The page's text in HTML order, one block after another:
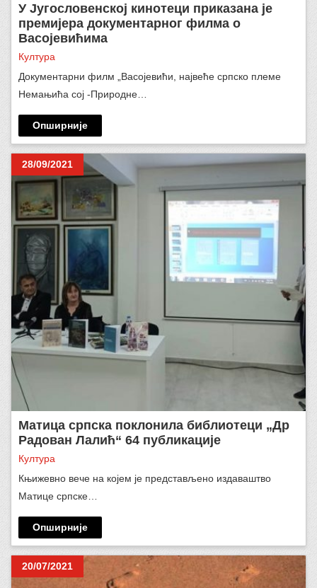
У Југословенској кинотеци приказана је
премијера документарног филма о
Васојевићима
Култура
Документарни филм „Васојевићи, највеће српско племе
Немањића сој -Природне…
Опширније
28/09/2021
Матица српска поклонила библиотеци „Др
Радован Лалић“ 64 публикације
Култура
Књижевно вече на којем je представљенo издаваштвo
Матице српске…
Опширније
20/07/2021